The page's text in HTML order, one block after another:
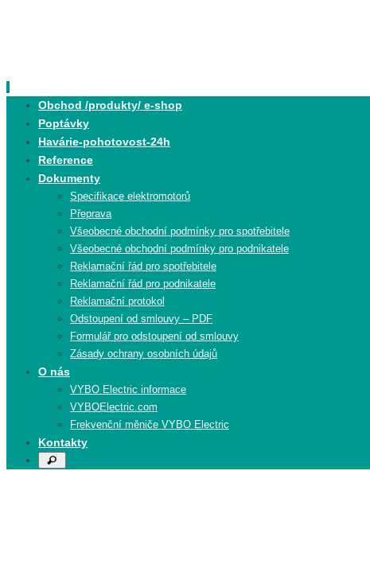
content
Obchod /produkty/ e-shop
Poptávky
Havárie-pohotovost-24h
Reference
Dokumenty
Specifikace elektromotorů
Přeprava
Všeobecné obchodní podmínky pro spotřebitele
Všeobecné obchodní podmínky pro podnikatele
Reklamační řád pro spotřebitele
Reklamační řád pro podnikatele
Reklamační protokol
Odstoupení od smlouvy – PDF
Formulář pro odstoupení od smlouvy
Zásady ochrany osobních údajů
O nás
VYBO Electric informace
VYBOElectric.com
Frekvenční měniče VYBO Electric
Kontakty
Search
Search